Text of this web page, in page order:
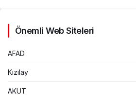
Kızılay Çağrı Merkezi
İtfaiye
Ambulans
Önemli Web Siteleri
AFAD
Kızılay
AKUT